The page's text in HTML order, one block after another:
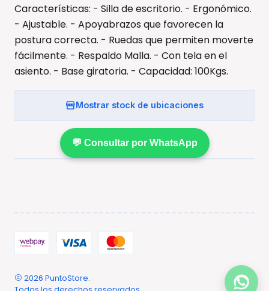
Características: - Silla de escritorio. - Ergonómico.
- Ajustable. - Apoyabrazos que favorecen la
postura correcta. - Ruedas que permiten moverte
fácilmente. - Respaldo Malla. - Con tela en el
asiento. - Base giratoria. - Capacidad: 100Kgs.
Mostrar stock de ubicaciones
💬 Consultar por WhatsApp
2026 PuntoStore.